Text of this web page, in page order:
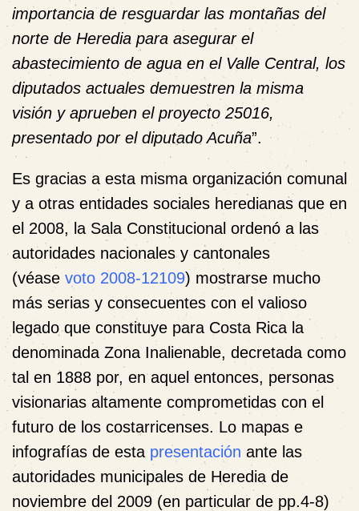
importancia de resguardar las montañas del
norte de Heredia para asegurar el
abastecimiento de agua en el Valle Central, los
diputados actuales demuestren la misma
visión y aprueben el proyecto 25016,
presentado por el diputado Acuña”.
Es gracias a esta misma organización comunal
y a otras entidades sociales heredianas que en
el 2008, la Sala Constitucional ordenó a las
autoridades nacionales y cantonales
(véase voto 2008-12109) mostrarse mucho
más serias y consecuentes con el valioso
legado que constituye para Costa Rica la
denominada Zona Inalienable, decretada como
tal en 1888 por, en aquel entonces, personas
visionarias altamente comprometidas con el
futuro de los costarricenses. Lo mapas e
infografías de esta presentación ante las
autoridades municipales de Heredia de
noviembre del 2009 (en particular de pp.4-8)